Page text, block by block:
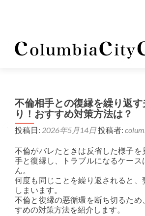
不倫相手との復縁を繰り返
り！おすすめ対策方法は？
投稿日: 2026年5月14日投稿者:
不倫がバレたときは反省した様子を
手と復縁し、トラブルになるケース
ん。
何度も同じことを繰り返されると、
しまいます。
不倫と復縁の悪循環を断ち切るため
すめの対策方法を紹介します。